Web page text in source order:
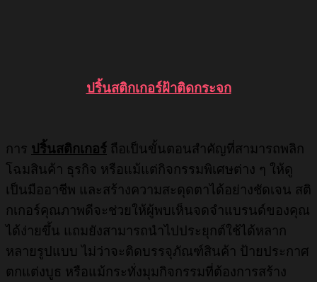
ปริ้นสติกเกอร์ฝ้าติดกระจก
การ ปริ้นสติกเกอร์ ถือเป็นขั้นตอนสำคัญที่สามารถพลิก
โฉมสินค้า ธุรกิจ หรือแม้แต่กิจกรรมพิเศษต่าง ๆ ให้ดู
เป็นมืออาชีพ และสร้างความสะดุดตาได้อย่างชัดเจน สติ
กเกอร์คุณภาพดีจะช่วยให้ผู้พบเห็นจดจำแบรนด์ของคุณ
ได้ง่ายขึ้น แถมยังสามารถนำไปประยุกต์ใช้ได้หลาก
หลายรูปแบบ ไม่ว่าจะติดบรรจุภัณฑ์สินค้า ป้ายประกาศ
ตกแต่งบูธ หรือแม้กระทั่งมุมกิจกรรมที่ต้องการสร้าง